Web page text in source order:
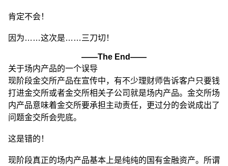
肯定不会！
因为……这次是……三刀切！
——The End——
关于场内产品的一个误导
现阶段金交所产品在宣传中，有不少理财师告诉客户只要钱
打进金交所或者金交所相关子公司就是场内产品。金交所场
内产品意味着金交所要承担主动责任，更过分的会说成出了
问题金交所会兜底。
这是错的！
现阶段真正的场内产品基本上是纯纯的国有金融资产。所谓